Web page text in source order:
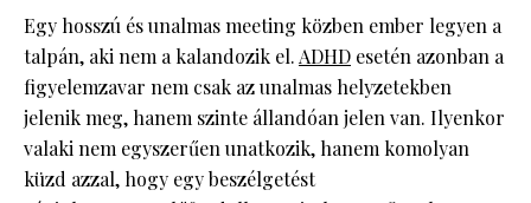
Egy hosszú és unalmas meeting közben ember legyen a
talpán, aki nem a kalandozik el.ADHD esetén azonban a
figyelemzavar nem csak az unalmas helyzetekben
jelenik meg, hanem szinte állandóan jelen van. Ilyenkor
valaki nem egyszerűen unatkozik, hanem komolyan
küzd azzal, hogy egy beszélgetést